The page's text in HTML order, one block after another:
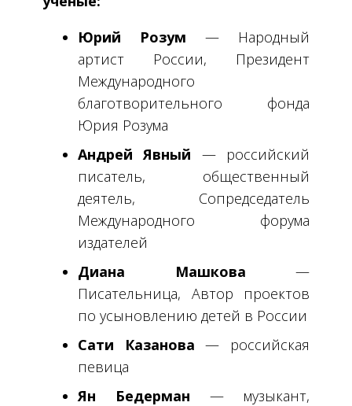
Юрий Розум — Народный
артист России, Президент
Международного
благотворительного фонда
Юрия Розума
Андрей Явный — российский
писатель, общественный
деятель, Сопредседатель
Международного форума
издателей
Диана Машкова —
Писательница, Автор проектов
по усыновлению детей в России
Сати Казанова — российская
певица
Ян Бедерман — музыкант,